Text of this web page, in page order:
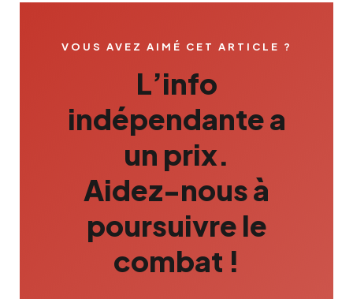
VOUS AVEZ AIMÉ CET ARTICLE ?
L’info
indépendante a
un prix.
Aidez-nous à
poursuivre le
combat !